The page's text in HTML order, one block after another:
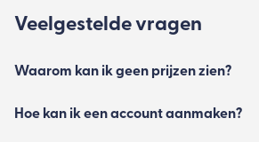
Veelgestelde vragen
Waarom kan ik geen prijzen zien?
Hoe kan ik een account aanmaken?